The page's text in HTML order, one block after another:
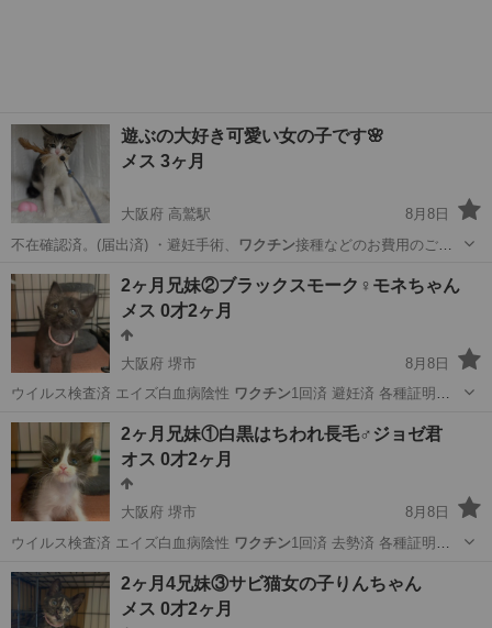
遊ぶの大好き可愛い女の子です🌸
メス 3ヶ月
大阪府 高鷲駅
8月8日
不在確認済。(届出済) ・避妊手術、
ワクチン接種などのお費用のご負
大阪 羽曳野市 高鷲駅
2ヶ月兄妹②ブラックスモーク♀モネちゃん
メス 0才2ヶ月
大阪府 堺市
8月8日
ウイルス検査済 エイズ白血病陰性 ワクチン1回済 避妊済 各種証明書
大阪 堺市 猫 ブラックスモーク
2ヶ月兄妹①白黒はちわれ長毛♂ジョゼ君
オス 0才2ヶ月
大阪府 堺市
8月8日
ウイルス検査済 エイズ白血病陰性 ワクチン1回済 去勢済 各種証明書
大阪 堺市 猫 はちわれ
2ヶ月4兄妹③サビ猫女の子りんちゃん
メス 0才2ヶ月